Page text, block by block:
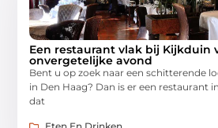
Een restaurant vlak bij Kijkduin
onvergetelijke avond
Bent u op zoek naar een schitterende
in Den Haag? Dan is er een restaurant
dat